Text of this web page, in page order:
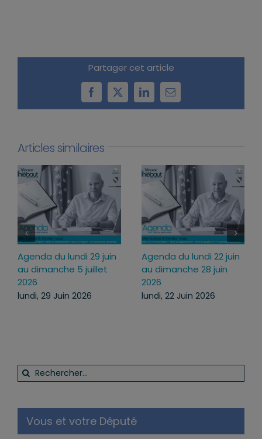
Partager cet article
Facebook
X LinkedInEmail
Articles similaires
Agenda du lundi 13
juillet au dimanche 19
juillet 2026
lundi, 13 Juil 2026
Agenda du lundi 6 juillet
au dimanche 12 juillet
2026
lundi, 6 Juil 2026
Rechercher:
Vous et votre Député